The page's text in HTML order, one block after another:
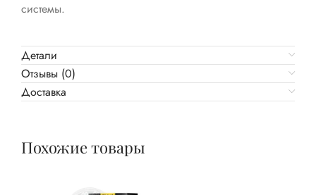
системы.
Детали
Отзывы (0)
Доставка
Похожие товары